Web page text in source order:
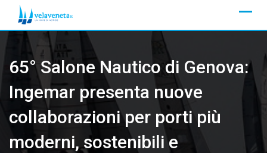
content
65° Salone Nautico di Genova:
Ingemar presenta nuove
collaborazioni per porti più
moderni, sostenibili e